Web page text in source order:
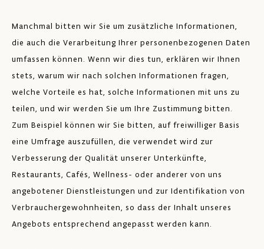
Manchmal bitten wir Sie um zusätzliche Informationen,
die auch die Verarbeitung Ihrer personenbezogenen Daten
umfassen können. Wenn wir dies tun, erklären wir Ihnen
stets, warum wir nach solchen Informationen fragen,
welche Vorteile es hat, solche Informationen mit uns zu
teilen, und wir werden Sie um Ihre Zustimmung bitten.
Zum Beispiel können wir Sie bitten, auf freiwilliger Basis
eine Umfrage auszufüllen, die verwendet wird zur
Verbesserung der Qualität unserer Unterkünfte,
Restaurants, Cafés, Wellness- oder anderer von uns
angebotener Dienstleistungen und zur Identifikation von
Verbrauchergewohnheiten, so dass der Inhalt unseres
Angebots entsprechend angepasst werden kann.